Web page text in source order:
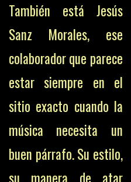
También está Jesús
Sanz Morales, ese
colaborador que parece
estar siempre en el
sitio exacto cuando la
música necesita un
buen párrafo. Su estilo,
su manera de atar